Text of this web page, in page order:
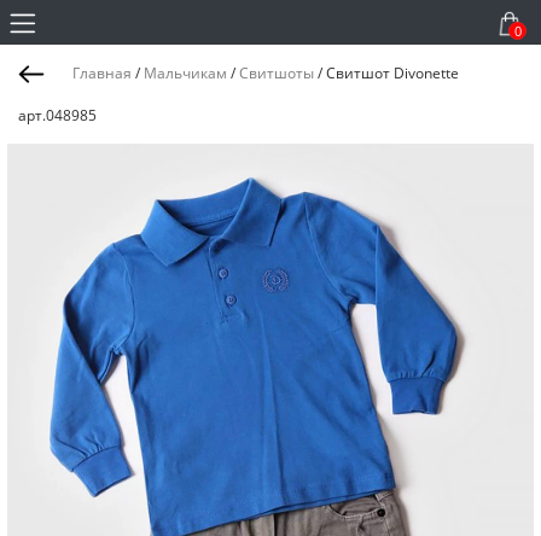
0
Главная / Мальчикам /Свитшоты/Свитшот Divonette
арт.048985